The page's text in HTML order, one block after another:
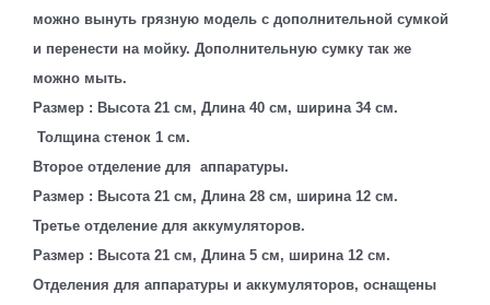
можно вынуть грязную модель с дополнительной сумкой
и перенести на мойку. Дополнительную сумку так же
можно мыть.
Размер : Высота 21 см, Длина 40 см, ширина 34 см.
Толщина стенок 1 см.
Второе отделение для аппаратуры.
Размер : Высота 21 см, Длина 28 см, ширина 12 см.
Третье отделение для аккумуляторов.
Размер : Высота 21 см, Длина 5 см, ширина 12 см.
Отделения для аппаратуры и аккумуляторов, оснащены